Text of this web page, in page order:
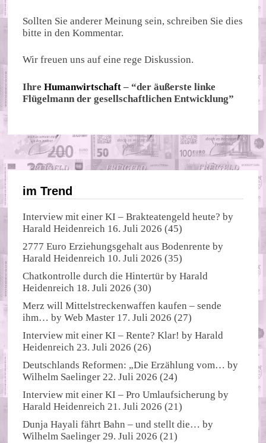
Sollten Sie anderer Meinung sein, schreiben Sie dies
bitte in den Kommentar.
Wir freuen uns auf eine rege Diskussion.
IhreHumanwirtschaft – “der äußerste linke
Flügelmann der gesellschaftlichen Entwicklung”
im Trend
Interview mit einer KI – Brakteatengeld heute? by
Harald Heidenreich 16. Juli 2026 (45)
2777 Euro Erziehungsgehalt aus Bodenrente by
Harald Heidenreich 10. Juli 2026 (35)
Chatkontrolle durch die Hintertür byHarald
Heidenreich 18. Juli 2026 (30)
Merz will Mittelstreckenwaffen kaufen – sende
ihm… byWeb Master 17. Juli 2026 (27)
Interview mit einer KI – Rente? Klar! byHarald
Heidenreich 23. Juli 2026 (26)
Deutschlands Reformen: „Die Erzählung vom… by
Wilhelm Saelinger 22. Juli 2026 (24)
Interview mit einer KI – Pro Umlaufsicherung by
Harald Heidenreich 21. Juli 2026 (21)
Dunja Hayali fährt Bahn – und stellt die… by
Wilhelm Saelinger 29. Juli 2026 (21)